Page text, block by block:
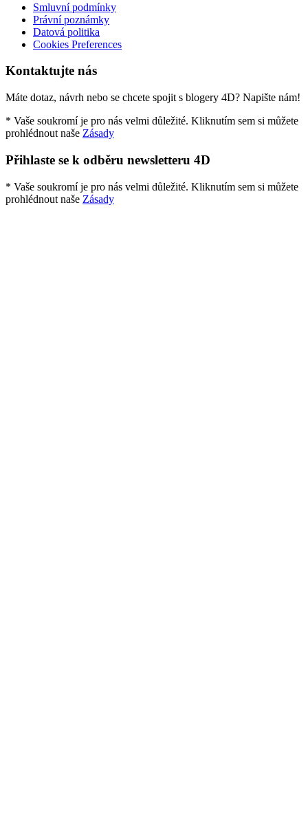
Smluvní podmínky
Právní poznámky
Datová politika
Cookies Preferences
Kontaktujte nás
Máte dotaz, návrh nebo se chcete spojit s blogery 4D? Napište nám!
* Vaše soukromí je pro nás velmi důležité. Kliknutím sem si můžete
prohlédnout naše Zásady
Přihlaste se k odběru newsletteru 4D
* Vaše soukromí je pro nás velmi důležité. Kliknutím sem si můžete
prohlédnout naše Zásady